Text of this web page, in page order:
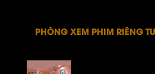
PHÒNG XEM PHIM RIÊNG